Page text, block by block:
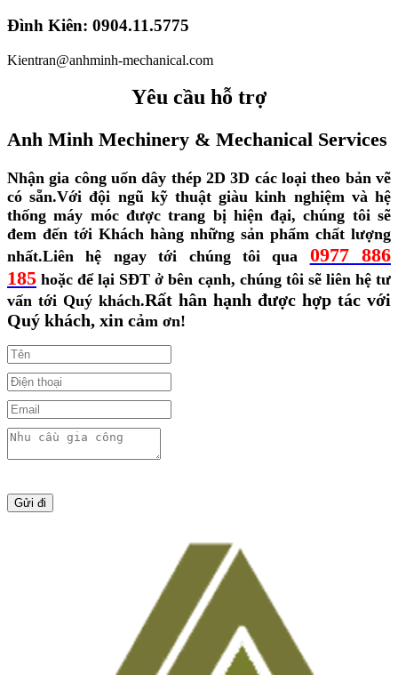
Đình Kiên: 0904.11.5775
Kientran@anhminh-mechanical.com
Yêu cầu hỗ trợ
Anh Minh Mechinery & Mechanical Services
Nhận gia công uốn dây thép 2D 3D các loại theo bản vẽ
có sẵn.Với đội ngũ kỹ thuật giàu kinh nghiệm và hệ
thống máy móc được trang bị hiện đại, chúng tôi sẽ
đem đến tới Khách hàng những sản phẩm chất lượng
nhất.Liên hệ ngay tới chúng tôi qua 0977 886
185 hoặc để lại SĐT ở bên cạnh, chúng tôi sẽ liên hệ tư
vấn tới Quý khách.Rất hân hạnh được hợp tác với
Quý khách, xin cảm ơn!
Gửi đi